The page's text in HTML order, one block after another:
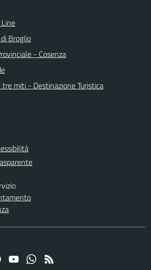
Broglio
- Cosenza
tre miti - Destinazione Turistica